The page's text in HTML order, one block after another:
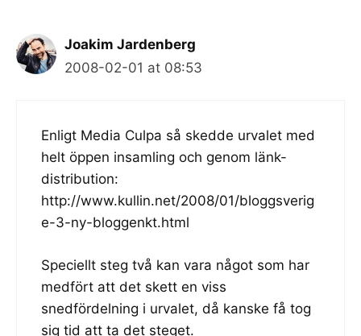
Joakim Jardenberg
2008-02-01 at 08:53
Enligt Media Culpa så skedde urvalet med
helt öppen insamling och genom länk-
distribution:
http://www.kullin.net/2008/01/bloggsverig
e-3-ny-bloggenkt.html
Speciellt steg två kan vara något som har
medfört att det skett en viss
snedfördelning i urvalet, då kanske få tog
sig tid att ta det steget.